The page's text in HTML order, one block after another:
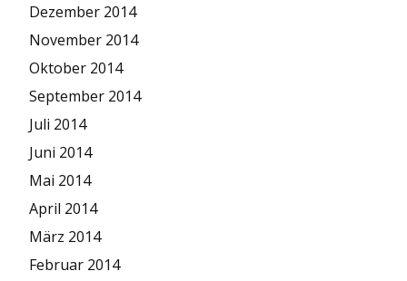
Dezember 2014
November 2014
Oktober 2014
September 2014
Juli 2014
Juni 2014
Mai 2014
April 2014
März 2014
Februar 2014